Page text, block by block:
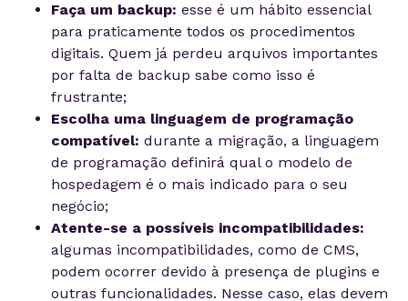
Faça um backup: esse é um hábito essencial
para praticamente todos os procedimentos
digitais. Quem já perdeu arquivos importantes
por falta de backup sabe como isso é
frustrante;
Escolha uma linguagem de programação
compatível: durante a migração, a linguagem
de programação definirá qual o modelo de
hospedagem é o mais indicado para o seu
negócio;
Atente-se a possíveis incompatibilidades:
algumas incompatibilidades, como de CMS,
podem ocorrer devido à presença de plugins e
outras funcionalidades. Nesse caso, elas devem